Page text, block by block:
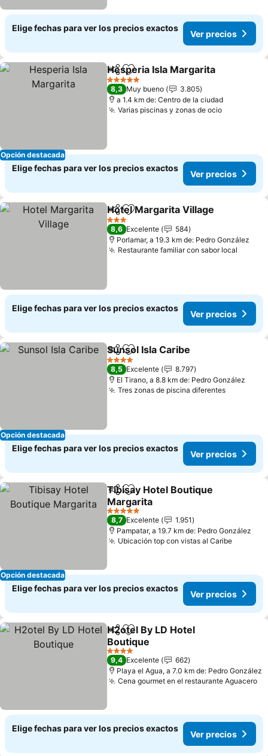
Elige fechas para ver los precios exactos
Ver precios
Opción destacada
CompartirAgregar a favoritos
Hesperia Isla Margarita
5 Estrellas
8,3 Muy bueno
3.805
a 1.4 km de: Centro de la ciudad
Varias piscinas y zonas de ocio
Elige fechas para ver los precios exactos
Ver precios
CompartirAgregar a favoritos
Hotel Margarita Village
3 Estrellas
8,6 Excelente
584
Porlamar, a 19.3 km de: Pedro González
Restaurante familiar con sabor local
Elige fechas para ver los precios exactos
Ver precios
Opción destacada
CompartirAgregar a favoritos
Sunsol Isla Caribe
4 Estrellas
8,5 Excelente
8.797
El Tirano, a 8.8 km de: Pedro González
Tres zonas de piscina diferentes
Elige fechas para ver los precios exactos
Ver precios
Opción destacada
Compartir
Agregar a favoritos
Tibisay Hotel Boutique
Margarita
5 Estrellas
8,7 Excelente
1.951
Pampatar, a 19.7 km de: Pedro González
Ubicación top con vistas al Caribe
Elige fechas para ver los precios exactos
Ver precios
CompartirAgregar a favoritos
H2otel By LD Hotel
Boutique
4 Estrellas
9,4 Excelente
662
Playa el Agua, a 7.0 km de: Pedro González
Cena gourmet en el restaurante Aguacero
Elige fechas para ver los precios exactos
Ver precios